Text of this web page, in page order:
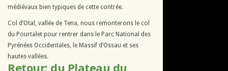
médiévaux bien typiques de cette contrée.
Col d’Otal, vallée de Tena, nous remonterons le col
du Pourtalet pour rentrer dans le Parc National des
Pyrénées Occidentales, le Massif d’Ossau et ses
hautes vallées.
Retour: du Plateau du